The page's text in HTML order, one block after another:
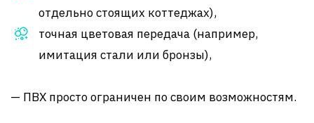
отдельно стоящих коттеджах),
точная цветовая передача (например,
имитация стали или бронзы),
— ПВХ просто ограничен по своим возможностям.